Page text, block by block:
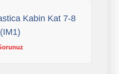
Kabin Kat 7-8
(IM1)